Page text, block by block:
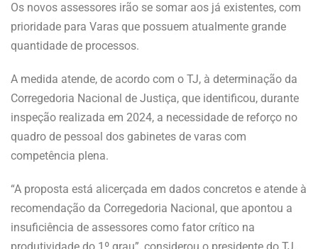
Os novos assessores irão se somar aos já existentes, com
prioridade para Varas que possuem atualmente grande
quantidade de processos.
A medida atende, de acordo com o TJ, à determinação da
Corregedoria Nacional de Justiça, que identificou, durante
inspeção realizada em 2024, a necessidade de reforço no
quadro de pessoal dos gabinetes de varas com
competência plena.
“A proposta está alicerçada em dados concretos e atende à
recomendação da Corregedoria Nacional, que apontou a
insuficiência de assessores como fator crítico na